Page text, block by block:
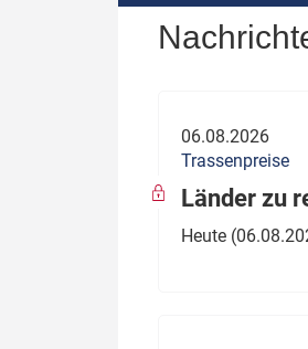
SPNV-
Politik
wen?
06.08.2026
Trassenpreise
Länder zu
Heute